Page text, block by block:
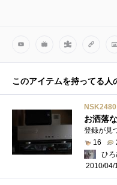
このアイテムを持ってる人
お洒落
16
ひ
2010/04/